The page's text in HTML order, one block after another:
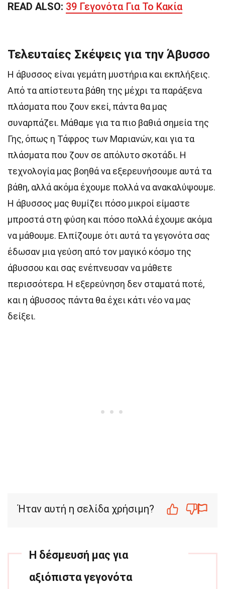
READ ALSO: 39 Γεγονότα Για Το Κακία
Τελευταίες Σκέψεις για την Άβυσσο
Η άβυσσος είναι γεμάτη μυστήρια και εκπλήξεις.
Από τα απίστευτα βάθη της μέχρι τα παράξενα
πλάσματα που ζουν εκεί, πάντα θα μας
συναρπάζει. Μάθαμε για τα πιο βαθιά σημεία της
Γης, όπως η Τάφρος των Μαριανών, και για τα
πλάσματα που ζουν σε απόλυτο σκοτάδι. Η
τεχνολογία μας βοηθά να εξερευνήσουμε αυτά τα
βάθη, αλλά ακόμα έχουμε πολλά να ανακαλύψουμε.
Η άβυσσος μας θυμίζει πόσο μικροί είμαστε
μπροστά στη φύση και πόσο πολλά έχουμε ακόμα
να μάθουμε. Ελπίζουμε ότι αυτά τα γεγονότα σας
έδωσαν μια γεύση από τον μαγικό κόσμο της
άβυσσου και σας ενέπνευσαν να μάθετε
περισσότερα. Η εξερεύνηση δεν σταματά ποτέ,
και η άβυσσος πάντα θα έχει κάτι νέο να μας
δείξει.
Ήταν αυτή η σελίδα χρήσιμη?
Η δέσμευσή μας για
αξιόπιστα γεγονότα